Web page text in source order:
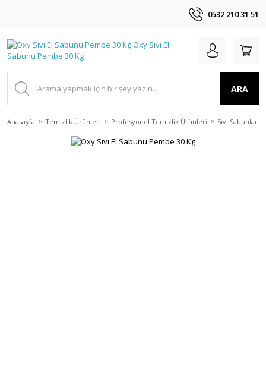
0532 210 31 51
ARA
Anasayfa Temizlik Ürünleri Profesyonel Temizlik Ürünleri Sıvı Sabunlar